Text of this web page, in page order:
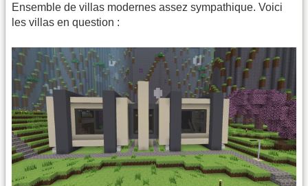
Ensemble de villas modernes assez sympathique. Voici
les villas en question :